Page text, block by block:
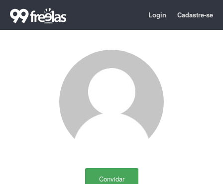
Login Cadastre-se
Convidar